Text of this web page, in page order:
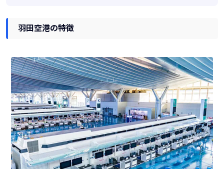
羽田空港の特徴